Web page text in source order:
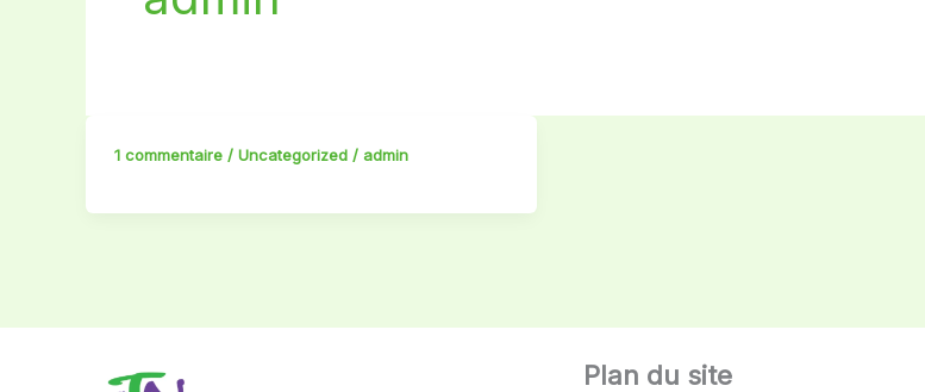
1 commentaire / Uncategorized / admin
Plan du site